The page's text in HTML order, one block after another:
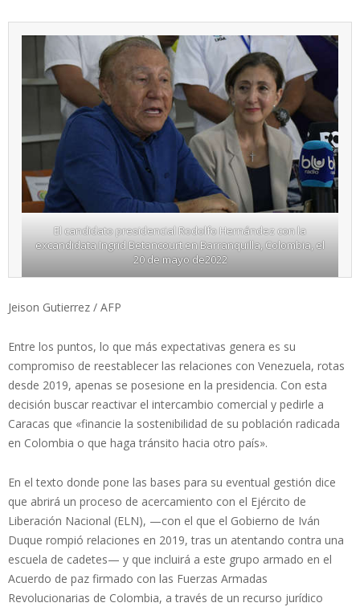
El candidato presidencial Rodolfo Hernández con la
excandidata Ingrid Betancourt en Barranquilla, Colombia, el
20 de mayo de2022
Jeison Gutierrez / AFP
Entre los puntos, lo que más expectativas genera es su
compromiso de reestablecer las relaciones con Venezuela, rotas
desde 2019, apenas se posesione en la presidencia. Con esta
decisión buscar reactivar el intercambio comercial y pedirle a
Caracas que «financie la sostenibilidad de su población radicada
en Colombia o que haga tránsito hacia otro país».
En el texto donde pone las bases para su eventual gestión dice
que abrirá un proceso de acercamiento con el Ejército de
Liberación Nacional (ELN), —con el que el Gobierno de Iván
Duque rompió relaciones en 2019, tras un atentando contra una
escuela de cadetes— y que incluirá a este grupo armado en el
Acuerdo de paz firmado con las Fuerzas Armadas
Revolucionarias de Colombia, a través de un recurso jurídico